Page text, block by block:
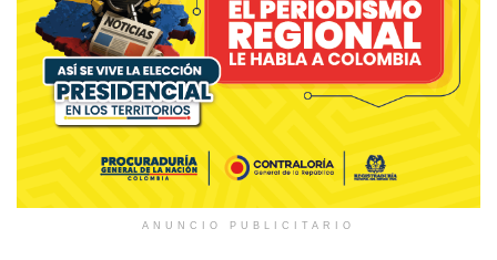
ANUNCIO PUBLICITARIO